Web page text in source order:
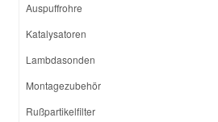
Auspuffrohre
Katalysatoren
Lambdasonden
Montagezubehör
Rußpartikelfilter